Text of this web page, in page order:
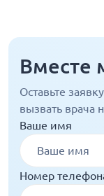
Вместе
Оставьте
вызвать врача
Ваше имя
Номер